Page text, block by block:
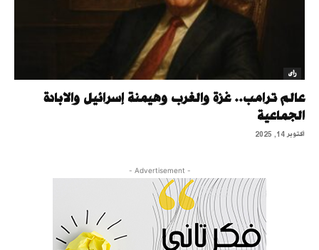
رأى
عالم ترامب.. غزة والغرب وهيمنة إسرائيل والابادة
الجماعية
أكتوبر 14, 2025
- Advertisement -